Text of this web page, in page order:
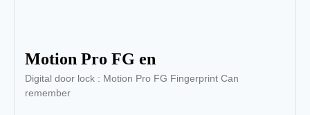
Motion Pro FG en
Digital door lock : Motion Pro FG Fingerprint Can
remember